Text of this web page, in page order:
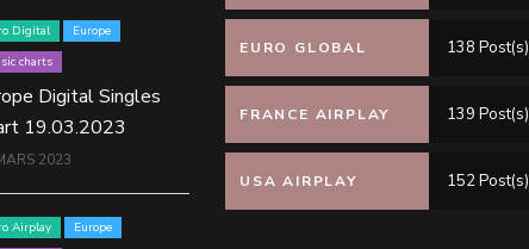
Digital
Europe
charts
Digital Singles
19.03.2023
2023
Airplay
Europe
EURO GLOBAL 138 Post(s)
FRANCE AIRPLAY 139 Post(s)
USA AIRPLAY 152 Post(s)